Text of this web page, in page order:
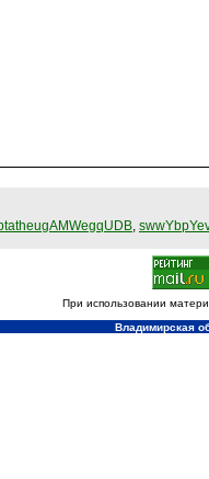
,
При использовании
Владимирская